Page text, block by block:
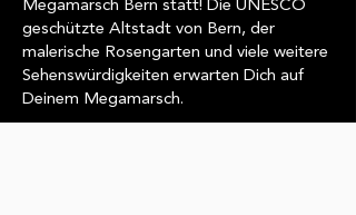
Megamarsch Bern statt! Die UNESCO
geschützte Altstadt von Bern, der
malerische Rosengarten und viele weitere
Sehenswürdigkeiten erwarten Dich auf
Deinem Megamarsch.